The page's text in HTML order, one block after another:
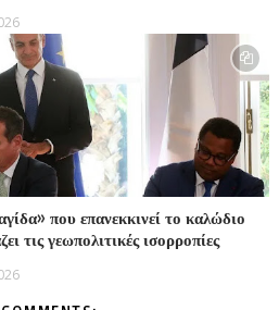
που επανεκκινεί το καλώδιο
τις γεωπολιτικές ισορροπίες